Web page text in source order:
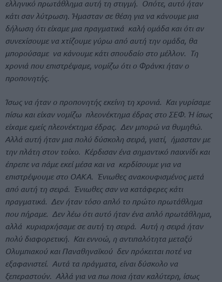
ελληνικό πρωτάθλημα αυτή τη στιγμή. Οπότε, αυτό ήταν
κάτι σαν λύτρωση. Ήμασταν σε θέση για να κάνουμε μια
δήλωση ότι είχαμε μια πραγματικά καλή ομάδα και ότι αν
συνεχίσουμε να χτίζουμε γύρω από αυτή την ομάδα, θα
μπορούσαμε να κάνουμε κάτι σπουδαίο στο μέλλον. Τη
χρονιά που επιστρέψαμε, νομίζω ότι ο Φράνκι ήταν ο
προπονητής.
Ίσως να ήταν ο προπονητής εκείνη τη χρονιά. Και γυρίσαμε
πίσω και είχαν νομίζω πλεονέκτημα έδρας στο ΣΕΦ. Ή ίσως
είχαμε εμείς πλεονέκτημα έδρας. Δεν μπορώ να θυμηθώ.
Αλλά αυτή ήταν μια πολύ δύσκολη σειρά, γιατί, ήμασταν με
την πλάτη στον τοίχο. Κέρδισαν ένα σημαντικό παιχνίδι και
έπρεπε να πάμε εκεί μέσα και να κερδίσουμε για να
επιστρέψουμε στο OΑΚΑ. Ένιωθες ανακουφισμένος μετά
από αυτή τη σειρά. Ένιωθες σαν να κατάφερες κάτι
πραγματικά. Δεν ήταν τόσο απλό το πρώτο πρωτάθλημα
που πήραμε. Δεν λέω ότι αυτό ήταν ένα απλό πρωτάθλημα,
αλλά κυριαρχήσαμε σε αυτή τη σειρά. Αυτή η σειρά ήταν
πολύ διαφορετική. Και εννοώ, η αντιπαλότητα μεταξύ
Ολυμπιακού και Παναθηναϊκού δεν πρόκειται ποτέ να
εξαφανιστεί. Αυτά τα πράγματα, είναι δύσκολο να
ξεπεραστούν. Αλλά για να πω ποια ήταν καλύτερη, ίσως